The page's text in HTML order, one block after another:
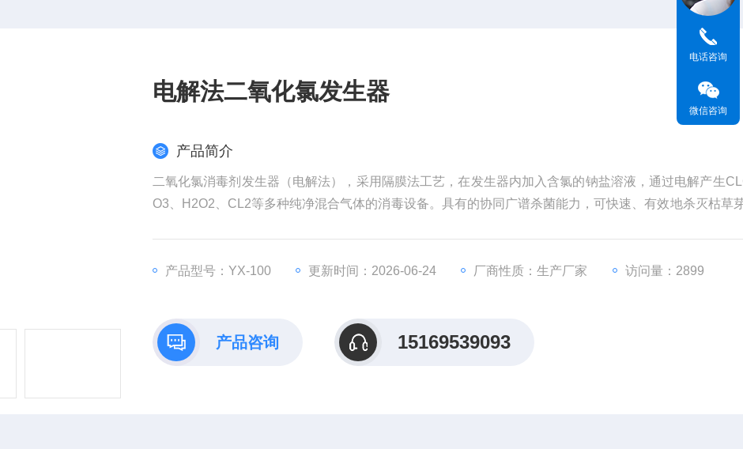
电解法二氧化氯发生器
产品简介
二氧化氯消毒剂发生器（电解法），采用隔膜法工艺，在发生器内加入含氯的钠盐溶液，通过电解产生
O3、H2O2、CL2等多种纯净混合气体的消毒设备。具有的协同广谱杀菌能力，可快速、有效地杀灭枯草
产品型号：YX-100
更新时间：2026-06-24 厂商性质：生产厂家 访问量：2899
产品咨询 15169539093
电话咨询
微信咨询